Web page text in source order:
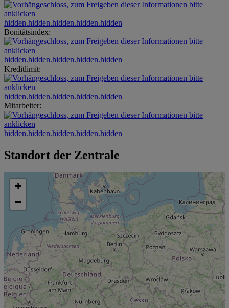
hidden.hidden.hidden.hidden.hidden
Bonitätsindex:
hidden.hidden.hidden.hidden.hidden
Kreditlimit:
hidden.hidden.hidden.hidden.hidden
Mitarbeiter:
hidden.hidden.hidden.hidden.hidden
Standort der Zentrale
+
−